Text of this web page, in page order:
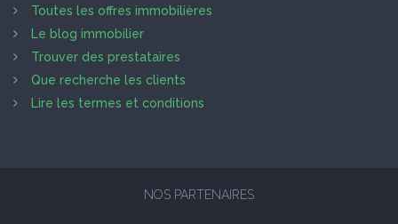
Toutes les offres immobilières
Le blog immobilier
Trouver des prestataires
Que recherche les clients
Lire les termes et conditions
NOS PARTENAIRES